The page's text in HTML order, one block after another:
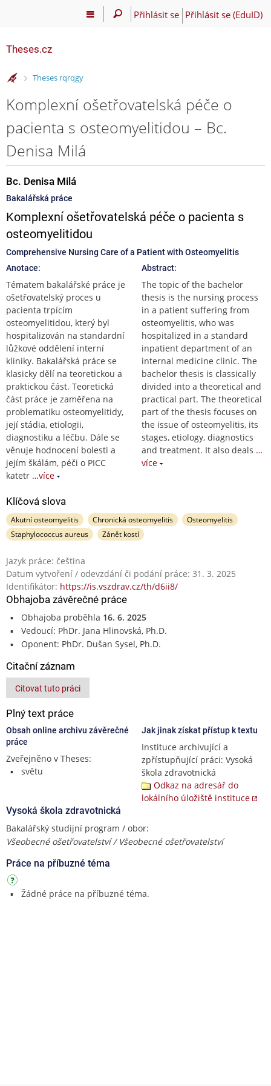
Přihlásit se Přihlásit se (EduID)
Theses.cz
>
Theses rqrqgy
Komplexní ošetřovatelská péče o
pacienta s osteomyelitidou – Bc.
Denisa Milá
Bc. Denisa Milá
Bakalářská práce
Komplexní ošetřovatelská péče o pacienta s
osteomyelitidou
Comprehensive Nursing Care of a Patient with Osteomyelitis
Anotace:
Tématem bakalářské práce je
ošetřovatelský proces u
pacienta trpícím
osteomyelitidou, který byl
hospitalizován na standardní
lůžkové oddělení interní
kliniky. Bakalářská práce se
klasicky dělí na teoretickou a
praktickou část. Teoretická
část práce je zaměřena na
problematiku osteomyelitidy,
její stádia, etiologii,
diagnostiku a léčbu. Dále se
věnuje hodnocení bolesti a
jejím škálám, péči o PICC
katetr …více
Abstract:
The topic of the bachelor
thesis is the nursing process
in a patient suffering from
osteomyelitis, who was
hospitalized in a standard
inpatient department of an
internal medicine clinic. The
bachelor thesis is classically
divided into a theoretical and
practical part. The theoretical
part of the thesis focuses on
the issue of osteomyelitis, its
stages, etiology, diagnostics
and treatment. It also deals …
více
Klíčová slova
Akutní osteomyelitis Chronická osteomyelitis
Osteomyelitis
Staphylococcus aureus
Zánět kostí
Jazyk práce: čeština
Datum vytvoření / odevzdání či podání práce: 31. 3. 2025
Identifikátor: https://is.vszdrav.cz/th/d6ii8/
Obhajoba závěrečné práce
Obhajoba proběhla 16. 6. 2025
Vedoucí: PhDr. Jana Hlinovská, Ph.D.
Oponent: PhDr. Dušan Sysel, Ph.D.
Citační záznam
Citovat tuto práci
Plný text práce
Obsah online archivu závěrečné
práce
Zveřejněno v Theses:
světu
Jak jinak získat přístup k textu
Instituce archivující a
zpřístupňující práci: Vysoká
škola zdravotnická
Odkaz na adresář do
lokálního úložiště instituce
Vysoká škola zdravotnická
Bakalářský studijní program / obor:
Všeobecné ošetřovatelství / Všeobecné ošetřovatelství
Práce na příbuzné téma
Žádné práce na příbuzné téma.